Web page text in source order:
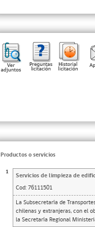
Productos o servicios
1 Servicios de limpieza de
Cod: 76111501
La Subsecretaría de
chilenas y extranjeras, con el
la Secretaría Regional